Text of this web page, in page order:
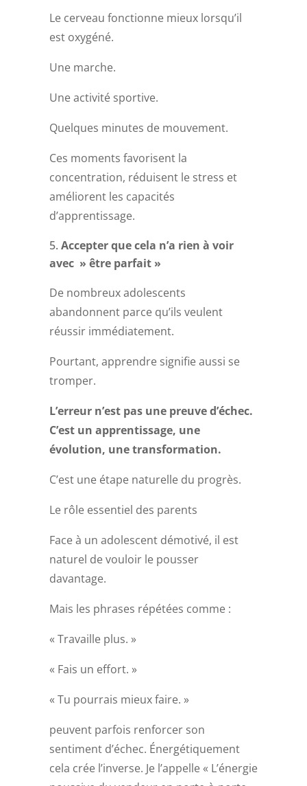
Le cerveau fonctionne mieux lorsqu’il
est oxygéné.
Une marche.
Une activité sportive.
Quelques minutes de mouvement.
Ces moments favorisent la
concentration, réduisent le stress et
améliorent les capacités
d’apprentissage.
Accepter que cela n’a rien à voir
avec » être parfait »
De nombreux adolescents
abandonnent parce qu’ils veulent
réussir immédiatement.
Pourtant, apprendre signifie aussi se
tromper.
L’erreur n’est pas une preuve d’échec.
C’est un apprentissage, une
évolution, une transformation.
C’est une étape naturelle du progrès.
Le rôle essentiel des parents
Face à un adolescent démotivé, il est
naturel de vouloir le pousser
davantage.
Mais les phrases répétées comme :
« Travaille plus. »
« Fais un effort. »
« Tu pourrais mieux faire. »
peuvent parfois renforcer son
sentiment d’échec. Énergétiquement
cela crée l’inverse. Je l’appelle « L’énergie